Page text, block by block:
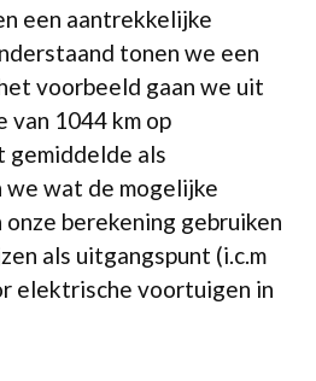
een aantrekkelijke
tonen we een
voorbeeld gaan we uit
van 1044 km op
gemiddelde als
we wat de mogelijke
onze berekening gebruiken
als uitgangspunt (i.c.m
elektrische voortuigen in